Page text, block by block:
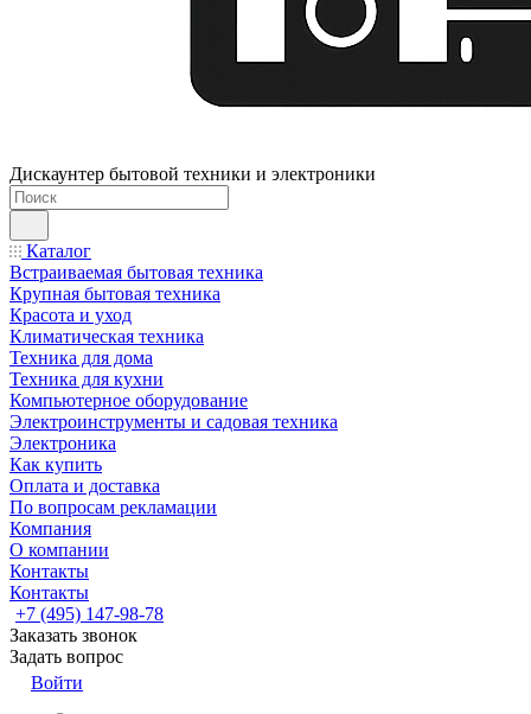
Дискаунтер бытовой техники и электроники
Каталог
Встраиваемая бытовая техника
Крупная бытовая техника
Красота и уход
Климатическая техника
Техника для дома
Техника для кухни
Компьютерное оборудование
Электроинструменты и садовая техника
Электроника
Как купить
Оплата и доставка
По вопросам рекламации
Компания
О компании
Контакты
Контакты
+7 (495) 147-98-78
Заказать звонок
Задать вопрос
Войти